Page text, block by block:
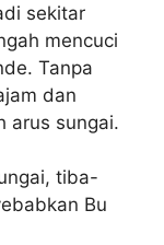
sekitar
mencuci
Tanpa
dan
arus sungai.
tiba-
Bu